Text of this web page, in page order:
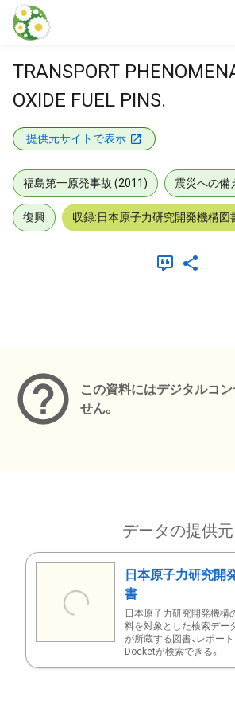
本文に飛ぶ
TRANSPORT
OXIDE FUEL PINS.
提供元サイトで表示
福島第一原発事故 (2011) 震災への備
復興 収録:日本原子力研究開発機構図
この資料にはデジタルコ
せん。
データの提供元
日本原子力研究開
書
日本原子力研究開発機構
料を対象とした検索デー
が所蔵する図書、レポート
Docketが検索できる。